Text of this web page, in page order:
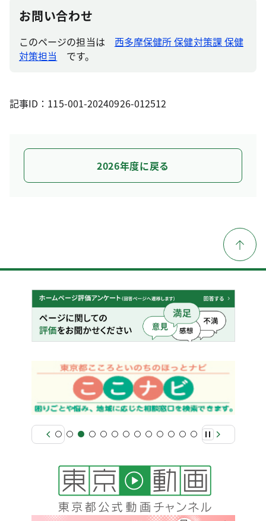
お問い合わせ
このページの担当は 西多摩保健所 保健対策課 保健
対策担当 です。
記事ID：115-001-20240926-012512
2026年度に戻る